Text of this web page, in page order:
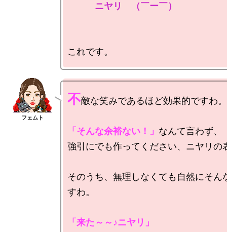
ニヤリ　（￣ー￣）
不敵な笑みであるほど効果的ですわ。
「そんな余裕ない！」 なんて言わず、
強引にでも作ってください、ニヤリ
そのうち、無理しなくても自然にそん
すわ。
「来た～～♪ニヤリ」